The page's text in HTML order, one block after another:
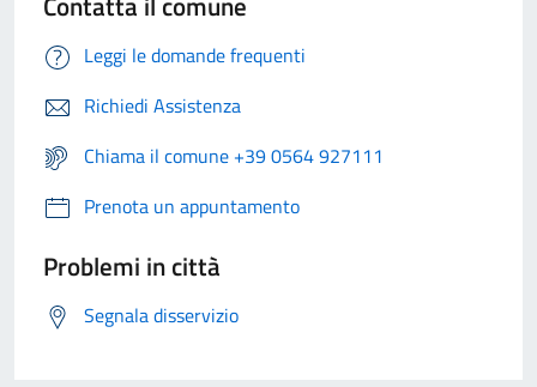
Leggi le domande frequenti
Richiedi Assistenza
Chiama il comune +39 0564 927111
Prenota un appuntamento
Problemi in città
Segnala disservizio